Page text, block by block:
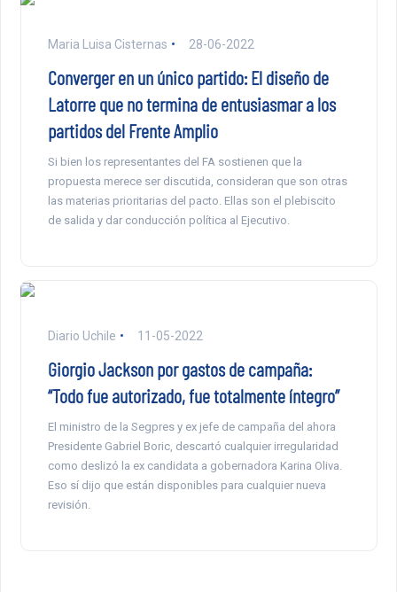
Maria Luisa Cisternas 28-06-2022
Converger en un único partido: El diseño de
Latorre que no termina de entusiasmar a los
partidos del Frente Amplio
Si bien los representantes del FA sostienen que la
propuesta merece ser discutida, consideran que son otras
las materias prioritarias del pacto. Ellas son el plebiscito
de salida y dar conducción política al Ejecutivo.
Diario Uchile 11-05-2022
Giorgio Jackson por gastos de campaña:
“Todo fue autorizado, fue totalmente íntegro”
El ministro de la Segpres y ex jefe de campaña del ahora
Presidente Gabriel Boric, descartó cualquier irregularidad
como deslizó la ex candidata a gobernadora Karina Oliva.
Eso sí dijo que están disponibles para cualquier nueva
revisión.